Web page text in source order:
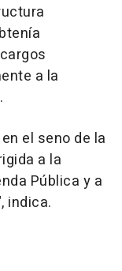
a la
el seno de la
a la
Pública y a
indica.